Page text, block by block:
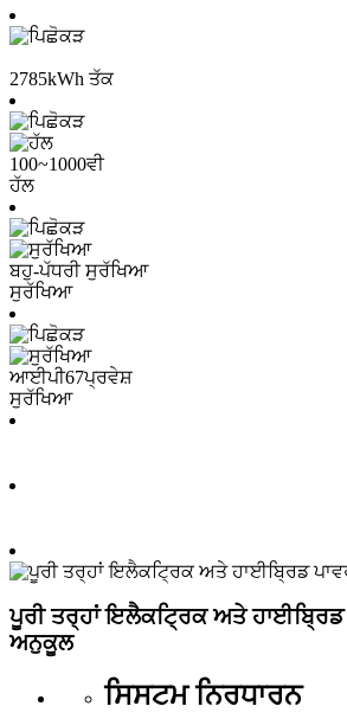
2785kWh ਤੱਕ
100~1000ਵੀ
ਹੱਲ
ਬਹੁ-ਪੱਧਰੀ ਸੁਰੱਖਿਆ
ਸੁਰੱਖਿਆ
ਆਈਪੀ67ਪ੍ਰਵੇਸ਼
ਸੁਰੱਖਿਆ
ਪੂਰੀ ਤਰ੍ਹਾਂ ਇਲੈਕਟ੍ਰਿਕ ਅਤੇ ਹਾਈਬ੍ਰਿਡ
ਅਨੁਕੂਲ
ਸਿਸਟਮ ਨਿਰਧਾਰਨ